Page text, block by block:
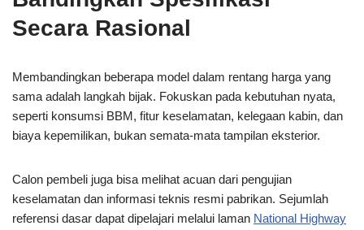
Secara Rasional
Membandingkan beberapa model dalam rentang harga yang
sama adalah langkah bijak. Fokuskan pada kebutuhan nyata,
seperti konsumsi BBM, fitur keselamatan, kelegaan kabin, dan
biaya kepemilikan, bukan semata-mata tampilan eksterior.
Calon pembeli juga bisa melihat acuan dari pengujian
keselamatan dan informasi teknis resmi pabrikan. Sejumlah
referensi dasar dapat dipelajari melalui laman National Highway